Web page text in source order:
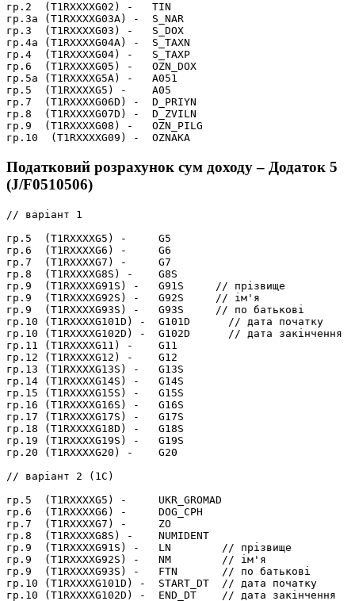
гр.2  (T1RXXXXG02) -   TIN
гр.3а (T1RXXXXG03A) -  S_NAR
гр.3  (T1RXXXXG03) -   S_DOX
гр.4а (T1RXXXXG04A) -  S_TAXN
гр.4  (T1RXXXXG04) -   S_TAXP
гр.6  (T1RXXXXG05) -   OZN_DOX
гр.5а (T1RXXXXG5A) -   A051
гр.5  (T1RXXXXG5) -    A05
гр.7  (T1RXXXXG06D) -  D_PRIYN
гр.8  (T1RXXXXG07D) -  D_ZVILN
гр.9  (T1RXXXXG08) -   OZN_PILG
Податковий розрахунок сум доходу – Додаток 5
(J/F0510506)
// варіант 1
гр.5  (T1RXXXXG5) -     G5
гр.6  (T1RXXXXG6) -     G6
гр.7  (T1RXXXXG7) -     G7
гр.8  (T1RXXXXG8S) -    G8S
гр.9  (T1RXXXXG91S) -   G91S     // прізвище
гр.9  (T1RXXXXG92S) -   G92S     // ім'я
гр.9  (T1RXXXXG93S) -   G93S     // по батькові
гр.10 (T1RXXXXG101D) -  G101D      // дата початку
гр.10 (T1RXXXXG102D) -  G102D      // дата закінчення
гр.11 (T1RXXXXG11) -    G11
гр.12 (T1RXXXXG12) -    G12
гр.13 (T1RXXXXG13S) -   G13S
гр.14 (T1RXXXXG14S) -   G14S
гр.15 (T1RXXXXG15S) -   G15S
гр.16 (T1RXXXXG16S) -   G16S
гр.17 (T1RXXXXG17S) -   G17S
гр.18 (T1RXXXXG18D) -   G18S
гр.19 (T1RXXXXG19S) -   G19S
гр.20 (T1RXXXXG20) -    G20
// варіант 2 (1С)
гр.5  (T1RXXXXG5) -     UKR_GROMAD
гр.6  (T1RXXXXG6) -     DOG_CPH
гр.7  (T1RXXXXG7) -     ZO
гр.8  (T1RXXXXG8S) -    NUMIDENT
гр.9  (T1RXXXXG91S) -   LN        // прізвище
гр.9  (T1RXXXXG92S) -   NM        // ім'я
гр.9  (T1RXXXXG93S) -   FTN       // по батькові
гр.10 (T1RXXXXG101D) -  START_DT  // дата початку
гр.10 (T1RXXXXG102D) -  END_DT    // дата закінчення